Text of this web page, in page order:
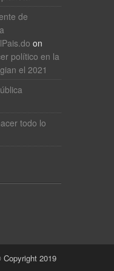
de
on
político en la
el 2021
todo lo
2019